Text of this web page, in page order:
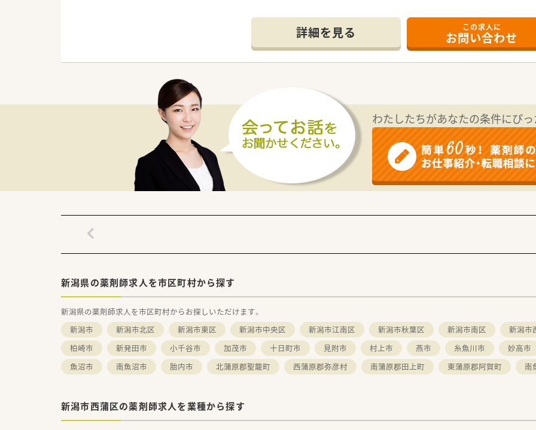
詳細を見る この求人に
お問い合わせ
わたしたちがあなたの条件にぴ
新潟県の薬剤師求人を市区町村から探す
新潟県の薬剤師求人を市区町村からお探しいただけます。
新潟市
新潟市北区 新潟市東区 新潟市中央区 新潟市江南区 新潟市秋葉区 新潟市南区
新潟市
柏崎市
新発田市 小千谷市 加茂市 十日町市 見附市 村上市 燕市 糸魚川市
妙高市
魚沼市
南魚沼市 胎内市 北蒲原郡聖籠町 西蒲原郡弥彦村 南蒲原郡田上町 東蒲原郡阿賀町 南
新潟市西蒲区の薬剤師求人を業種から探す